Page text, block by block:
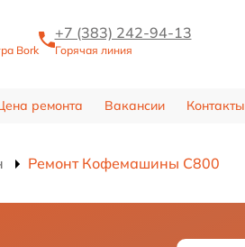
Bork
+7 (383) 242-94-13
Горячая линия
ремонта Вакансии Контакты
Ремонт Кофемашины C800